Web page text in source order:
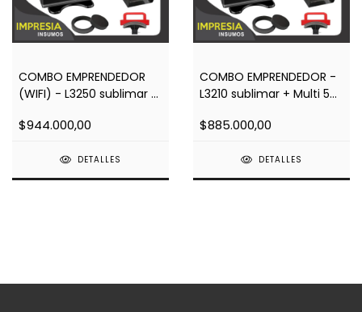
COMBO EMPRENDEDOR
(WIFI) - L3250 sublimar +
Regalos
$944.000,00
DETALLES
COMBO EMPRENDEDOR -
L3210 sublimar + Multi 5
$885.000,00
DETALLES